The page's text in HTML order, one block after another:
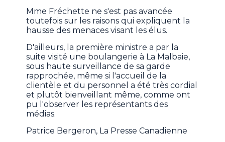
Mme Fréchette ne s'est pas avancée
toutefois sur les raisons qui expliquent la
hausse des menaces visant les élus.
D'ailleurs, la première ministre a par la
suite visité une boulangerie à La Malbaie,
sous haute surveillance de sa garde
rapprochée, même si l'accueil de la
clientèle et du personnel a été très cordial
et plutôt bienveillant même, comme ont
pu l'observer les représentants des
médias.
Patrice Bergeron, La Presse Canadienne